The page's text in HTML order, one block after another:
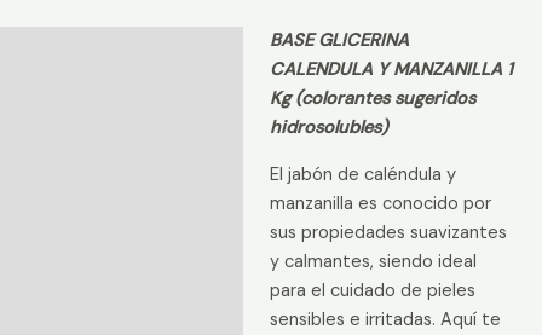
BASE GLICERINA
CALENDULA Y MANZANILLA 1
Kg (colorantes sugeridos
hidrosolubles)
El jabón de caléndula y
manzanilla es conocido por
sus propiedades suavizantes
y calmantes, siendo ideal
para el cuidado de pieles
sensibles e irritadas. Aquí te